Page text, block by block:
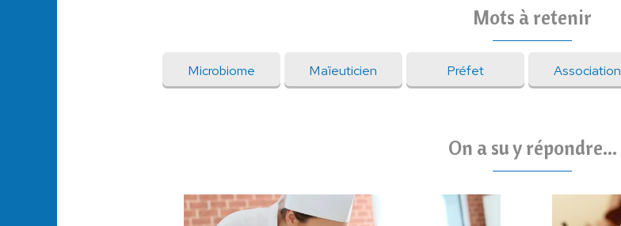
Mots à retenir
Microbiome Maïeuticien Préfet Association
On a su y répondre...